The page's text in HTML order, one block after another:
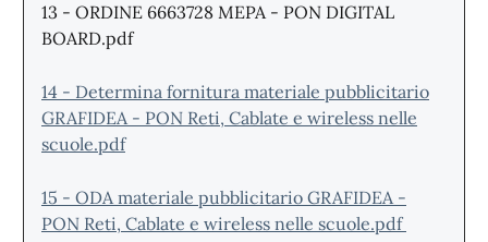
13 - ORDINE 6663728 MEPA - PON DIGITAL
BOARD.pdf
14 - Determina fornitura materiale pubblicitario
GRAFIDEA - PON Reti, Cablate e wireless nelle
scuole.pdf
15 - ODA materiale pubblicitario GRAFIDEA -
PON Reti, Cablate e wireless nelle scuole.pdf